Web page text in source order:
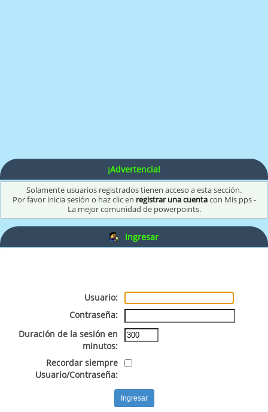
¡Advertencia!
Solamente usuarios registrados tienen acceso a esta sección.
Por favor inicia sesión o haz clic en registrar una cuentacon Mis pps -
La mejor comunidad de powerpoints.
Ingresar
Usuario:
Contraseña:
Duración de la sesión en
minutos:
Recordar siempre
Usuario/Contraseña: